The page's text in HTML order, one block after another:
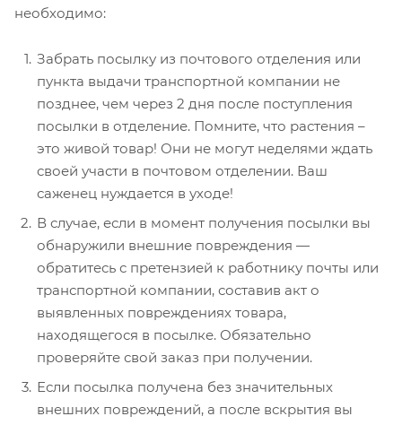
необходимо:
Забрать посылку из почтового отделения или
пункта выдачи транспортной компании не
позднее, чем через 2 дня после поступления
посылки в отделение. Помните, что растения –
это живой товар! Они не могут неделями ждать
своей участи в почтовом отделении. Ваш
саженец нуждается в уходе!
В случае, если в момент получения посылки вы
обнаружили внешние повреждения —
обратитесь с претензией к работнику почты или
транспортной компании, составив акт о
выявленных повреждениях товара,
находящегося в посылке. Обязательно
проверяйте свой заказ при получении.
Если посылка получена без значительных
внешних повреждений, а после вскрытия вы